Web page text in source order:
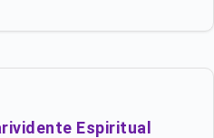
Espiritual